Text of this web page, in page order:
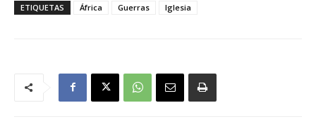
ETIQUETAS África Guerras Iglesia